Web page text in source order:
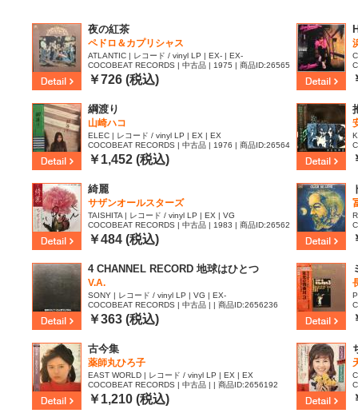
夜の紅茶
ペドロ＆カプリシャス
ATLANTIC | レコード / vinyl LP | EX- | EX-
COCOBEAT RECORDS | 中古品 | 1975 | 商品ID:26565
18
￥726 (税込)
綱渡り
山崎ハコ
ELEC | レコード / vinyl LP | EX | EX
COCOBEAT RECORDS | 中古品 | 1976 | 商品ID:26564
06
￥1,452 (税込)
綺麗
サザンオールスターズ
TAISHITA | レコード / vinyl LP | EX | VG
COCOBEAT RECORDS | 中古品 | 1983 | 商品ID:26562
40
￥484 (税込)
4 CHANNEL RECORD 地球はひとつ
V.A.
SONY | レコード / vinyl LP | VG | EX-
COCOBEAT RECORDS | 中古品 | | 商品ID:2656236
￥363 (税込)
古今集
薬師丸ひろ子
EAST WORLD | レコード / vinyl LP | EX | EX
COCOBEAT RECORDS | 中古品 | | 商品ID:2656192
￥1,210 (税込)